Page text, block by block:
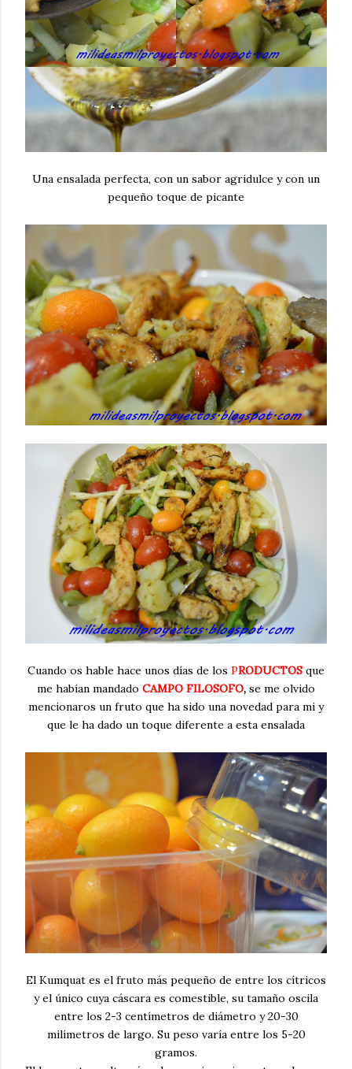
Una ensalada perfecta, con un sabor agridulce y con un
pequeño toque de picante
Cuando os hable hace unos días de los PRODUCTOS que
me habían mandado CAMPO FILOSOFO, se me olvido
mencionaros un fruto que ha sido una novedad para mi y
que le ha dado un toque diferente a esta ensalada
El Kumquat es el fruto más pequeño de entre los cítricos
y el único cuya cáscara es comestible, su tamaño oscila
entre los 2-3 centímetros de diámetro y 20-30
milímetros de largo. Su peso varía entre los 5-20
gramos.